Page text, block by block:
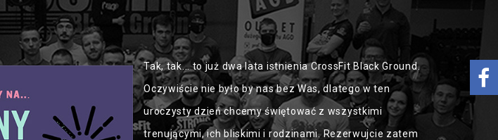
Tak, tak... to już dwa lata istnienia CrossFit Black Ground.
Oczywiście nie było by nas bez Was, dlatego w ten
uroczysty dzień chcemy świętować z wszystkimi
trenującymi, ich bliskimi i rodzinami. Rezerwujcie zatem